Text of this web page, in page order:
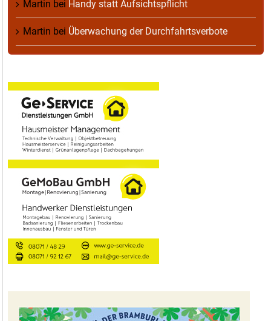
Martin bei Handy statt Aufsichtspflicht
Martin bei Überwachung der Durchfahrtsverbote